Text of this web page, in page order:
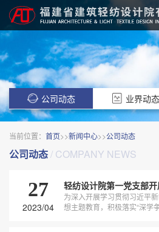
公司动态 业界动态
当前位置： 首页>>新闻中心>>公司动态
公司动态/ COMPANY NEWS
27
2023/04
为深入开展学习贯彻习近平
想主题教育，积极落实“深学